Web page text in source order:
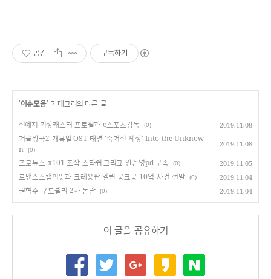
공감 구독하기
'이슈모음' 카테고리의 다른 글
신예지 기상캐스터 프로필과 e스포츠감독 (0) 2019.11.08
겨울왕국2 개봉일 OST 태연 '숨겨진 세상' Into the Unknow
n
(0)
2019.11.08
프로듀스 x101 조작 스타쉽 그리고 안준영pd 구속 (0) 2019.11.05
로맨스스캠의뜻과 크레용팝 엘린 뭉크뭉 10억 사건 전말 (0) 2019.11.04
권혁수-구도쉘리 2차 논란 (0) 2019.11.04
이 글을 공유하기